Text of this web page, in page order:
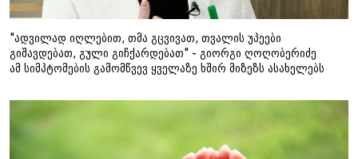
"ადვილად იღლებით, თმა გცვივათ, თვალის უპეები
გიშავდებათ, გული გიჩქარდებათ" - გიორგი ღოღობერიძე
ამ სიმპტომების გამომწვევ ყველაზე ხშირ მიზეზს ასახელებს